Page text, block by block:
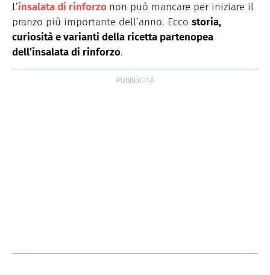
L’insalata di rinforzo non può mancare per iniziare il
pranzo più importante dell’anno. Ecco storia,
curiosità e varianti della ricetta partenopea
dell’insalata di rinforzo.